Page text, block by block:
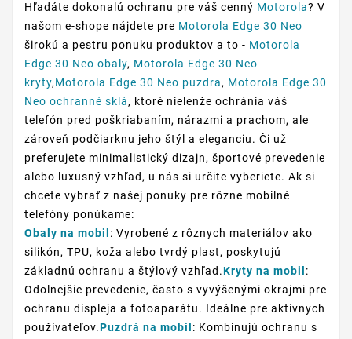
Hľadáte dokonalú ochranu pre váš cenný Motorola? V
našom e-shope nájdete pre Motorola Edge 30 Neo
širokú a pestru ponuku produktov a to - Motorola
Edge 30 Neo obaly, Motorola Edge 30 Neo
kryty,Motorola Edge 30 Neo puzdra, Motorola Edge 30
Neo ochranné sklá, ktoré nielenže ochránia váš
telefón pred poškriabaním, nárazmi a prachom, ale
zároveň podčiarknu jeho štýl a eleganciu. Či už
preferujete minimalistický dizajn, športové prevedenie
alebo luxusný vzhľad, u nás si určite vyberiete. Ak si
chcete vybrať z našej ponuky pre rôzne mobilné
telefóny ponúkame:
Obaly na mobil : Vyrobené z rôznych materiálov ako
silikón, TPU, koža alebo tvrdý plast, poskytujú
základnú ochranu a štýlový vzhľad.Kryty na mobil :
Odolnejšie prevedenie, často s vyvýšenými okrajmi pre
ochranu displeja a fotoaparátu. Ideálne pre aktívnych
používateľov.Puzdrá na mobil : Kombinujú ochranu s